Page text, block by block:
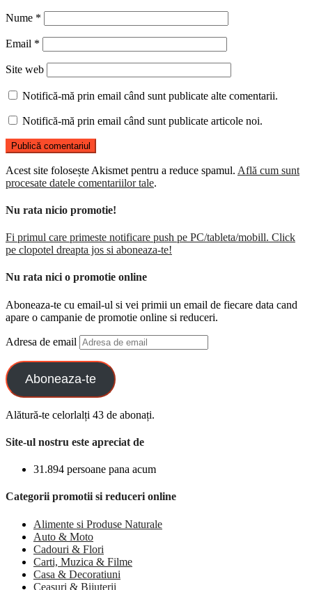
Nume *
Email *
Site web
Notifică-mă prin email când sunt publicate alte comentarii.
Notifică-mă prin email când sunt publicate articole noi.
Acest site folosește Akismet pentru a reduce spamul. Află cum sunt
procesate datele comentariilor tale.
Nu rata nicio promotie!
Fi primul care primeste notificare push pe PC/tableta/mobill. Click
pe clopotel dreapta jos si aboneaza-te!
Nu rata nici o promotie online
Aboneaza-te cu email-ul si vei primii un email de fiecare data cand
apare o campanie de promotie online si reduceri.
Adresa de email
Aboneaza-te
Alătură-te celorlalți 43 de abonați.
Site-ul nostru este apreciat de
31.894 persoane pana acum
Categorii promotii si reduceri online
Alimente si Produse Naturale
Auto & Moto
Cadouri & Flori
Carti, Muzica & Filme
Casa & Decoratiuni
Ceasuri & Bijuterii